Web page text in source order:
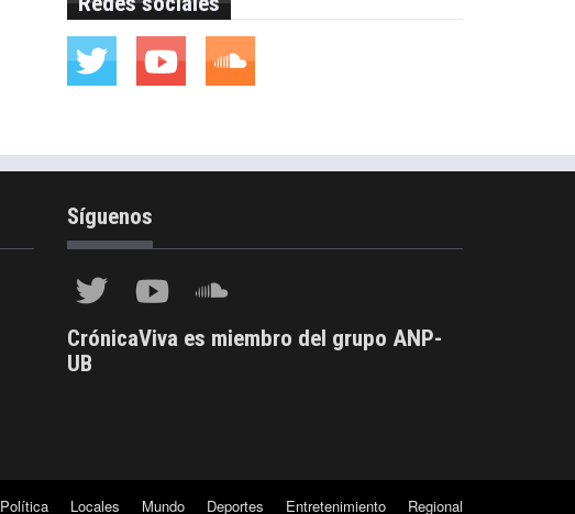
Síguenos
CrónicaViva es miembro del grupo ANP-
UB
Política Locales Mundo Deportes Entretenimiento Regional